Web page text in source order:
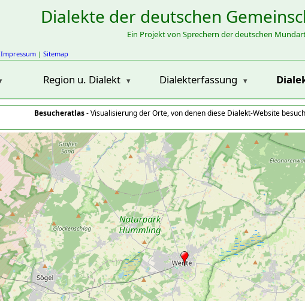
Dialekte der deutschen
Ein Projekt von Sprechern der deutschen
Impressum | Sitemap
Region u. Dialekt Dialekterfassung
Besucheratlas- Visualisierung der Orte, von denen diese Dialekt-Website